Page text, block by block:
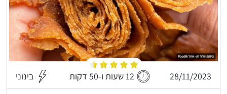
28/11/2023 12 שעות ו-50 דקות בינוני